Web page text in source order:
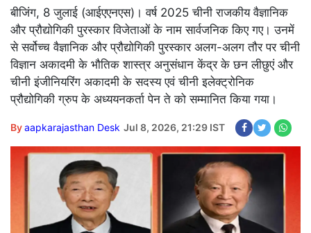
बीजिंग, 8 जुलाई (आईएएनएस)। वर्ष 2025 चीनी राजकीय वैज्ञानिक
और प्रौद्योगिकी पुरस्कार विजेताओं के नाम सार्वजनिक किए गए। उनमें
से सर्वोच्च वैज्ञानिक और प्रौद्योगिकी पुरस्कार अलग-अलग तौर पर चीनी
विज्ञान अकादमी के भौतिक शास्त्र अनुसंधान केंद्र के छन लीछुएं और
चीनी इंजीनियरिंग अकादमी के सदस्य एवं चीनी इलेक्ट्रोनिक
प्रौद्योगिकी ग्रुप के अध्ययनकर्ता पेन ते को सम्मानित किया गया।
Byaapkarajasthan Desk Jul 8, 2026, 21:29 IST